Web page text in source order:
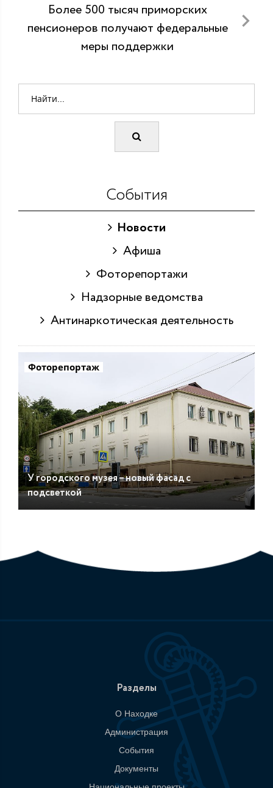
Более 500 тысяч приморских
пенсионеров получают федеральные
меры поддержки
События
Новости
Афиша
Фоторепортажи
Надзорные ведомства
Антинаркотическая деятельность
Фоторепортаж
У городского музея – новый фасад с
подсветкой
Разделы
О Находке
Администрация
События
Документы